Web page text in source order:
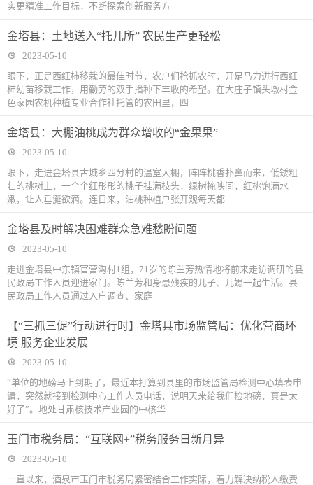
实更精准工作目标，不断探索创新服务方
金塔县：土地送入“托儿所” 农民生产更轻松
2023-05-10
眼下，正是西红柿移栽的最佳时节，农户们抢抓农时，开足马力进行西红
柿幼苗移栽工作，用勤劳的双手播种下丰收的希望。在大庄子镇头墩村金
色家园农机种植专业合作社托管的农田里，四
金塔县：大棚油桃成为群众增收的“金果果”
2023-05-10
眼下，走进金塔县古城乡四分村的温室大棚，阵阵桃香扑鼻而来，低矮粗
壮的桃树上，一个个红彤彤的桃子挂满枝头，绿树掩映间，红桃饱满水
嫩，让人垂涎欲滴。连日来，油桃种植户张开观每天都
金塔县及时解决困难群众急难愁盼问题
2023-05-10
走进金塔县中东镇官营沟村1组，71岁的陈兰芳热情地将前来走访调研的县
民政局工作人员迎进家门。陈兰芳和身患残疾的儿子、儿媳一起生活。县
民政局工作人员通过入户调查、家庭
【“三抓三促”行动进行时】金塔县市场监管局：优化营商环
境 服务企业发展
2023-05-10
“单位的地磅马上到期了，最近本打算到县里的市场监管局检测中心填表申
请，突然就接到检测中心工作人员电话，说明天来给我们检地磅，真是太
好了”。地处甘肃核技术产业园的中核华
玉门市税务局：“互联网+”税务服务日新月异
2023-05-10
一直以来，酒泉市玉门市税务局紧密结合工作实际，着力解决纳税人缴费